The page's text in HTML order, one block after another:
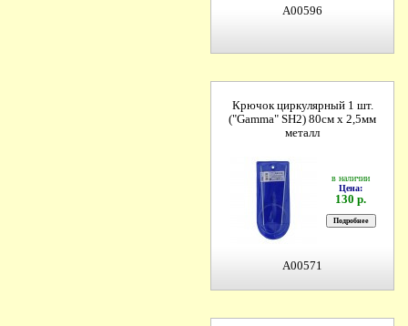
A00596
Крючок циркулярный 1 шт.
("Gamma" SH2) 80см х 2,5мм
металл
в наличии
Цена:
130 р.
A00571